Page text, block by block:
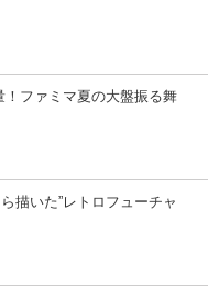
！ファミマ夏の大盤振る舞
描いた”レトロフューチャ